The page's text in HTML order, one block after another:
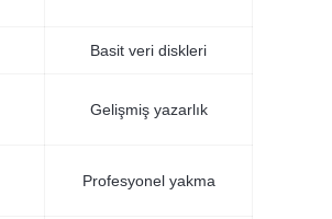
Basit veri diskleri
Gelişmiş yazarlık
Profesyonel yakma